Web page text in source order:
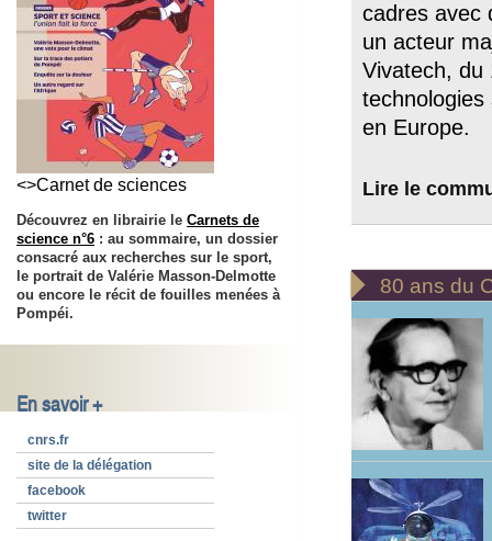
<>Carnet de sciences
Découvrez en librairie le Carnets de
science n°6 : au sommaire, un dossier
consacré aux recherches sur le sport,
le portrait de Valérie Masson-Delmotte
ou encore le récit de fouilles menées à
Pompéi.
En savoir +
cnrs.fr
site de la délégation
facebook
twitter
cadres avec
un acteur
Vivatech, du
en Europe.
Lire le
 80 ans du